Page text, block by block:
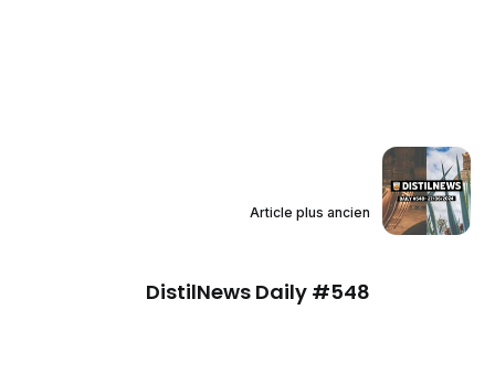
Article plus ancien
DistilNews Daily #548